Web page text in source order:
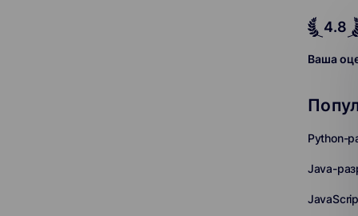
4.8
Ваша
Python-
Java-